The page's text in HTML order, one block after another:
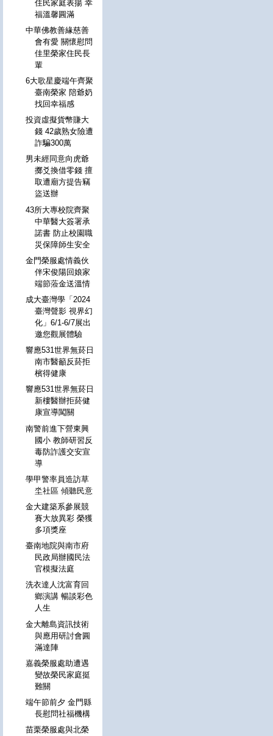
住民家庭表揚 幸
福溫馨圓滿
中華佛教善緣慈善
會有愛 關懷慰問
佳里榮家住民長
輩
6大歌星慶端午齊聚
臺南榮家 陪爺奶
找回幸福感
投資虛擬貨幣賺大
錢 42歲熟女險遭
詐騙300萬
男未經同意向虎爺
擲爻換借零錢 擅
取遭廟方提告竊
盜送辦
43所大專校院齊聚
中華醫大簽署承
諾書 防止校園職
災保障師生安全
金門榮服處情義伙
伴宋俊陽回娘家
端節蒞金送溫情
成大臺灣學「2024
臺灣聲影 視界幻
化」6/1-6/7展出
邀您觀展體驗
響應531世界無菸日
南市醫籲反菸拒
檳得健康
響應531世界無菸日
新樓醫辦拒菸健
康宣導闖關
南警前進下營東興
國小 教師研習反
毒防詐護交安宣
導
學甲警率員造訪草
坔社區 傾聽民意
金大建築系參展競
賽大放異彩 榮獲
多項獎座
臺南地院與南市府
民政局辦國民法
官模擬法庭
洗衣達人沈富育回
鄉演講 暢談彩色
人生
金大離島資訊技術
與應用研討會圓
滿達陣
嘉義榮服處助遭遇
變故榮民家庭挺
難關
端午節前夕 金門縣
長慰問社福機構
苗栗榮服處與北榮